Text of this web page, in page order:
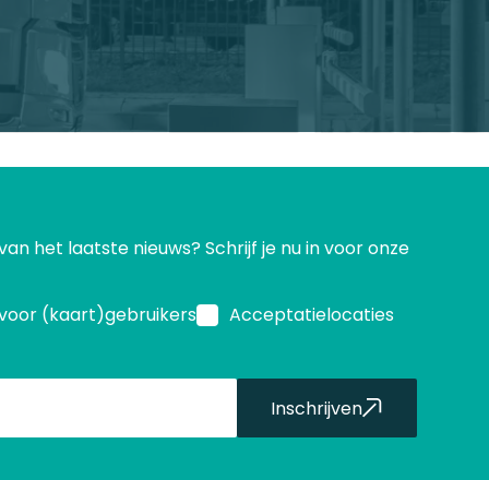
het laatste nieuws? Schrijf je nu in voor onze
(kaart)gebruikers Acceptatielocaties
Inschrijven